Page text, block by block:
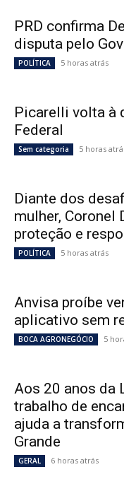
PRD confirma
disputa pelo
POLÍTICA 5 horas atrás
Picarelli volta à
Federal
Sem categoria 5 horas
Diante dos
mulher, Coronel
proteção e
POLÍTICA 5 horas atrás
Anvisa proíbe
aplicativo sem
BOCA AGRONEGÓCIO 5
Aos 20 anos da
trabalho de
ajuda a
Grande
GERAL 6 horas atrás